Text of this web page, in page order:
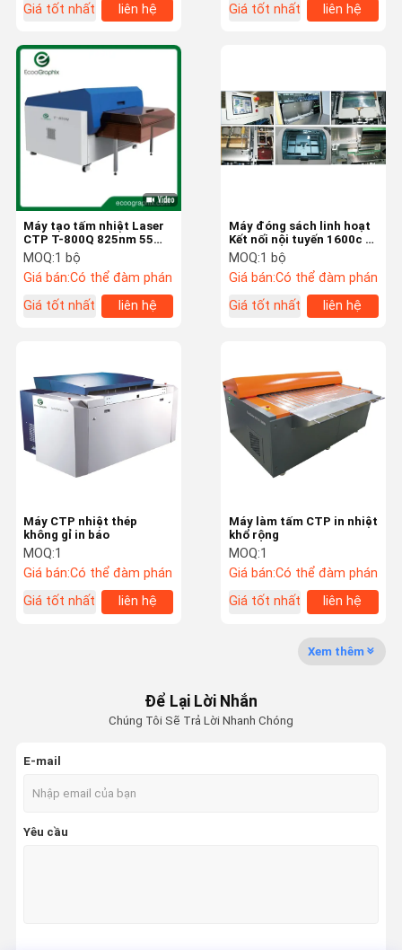
Chuyến
Tham Quan
Kiểm Soát
Chất Lượng
Tin Tức
Yêu Cầu Đặt
Giá
Tấm in CTP
Máy in phun kỹ thuật số
Máy in offset
Giá tốt nhất
liên hệ
Giá tốt nhất
liên hệ
Máy đóng sách linh hoạt
Kết nối nội tuyến 1600c /
H
MOQ:1 bộ
Giá bán:Có thể đàm phán
Giá tốt nhất
liên hệ
Máy tạo tấm nhiệt Laser
CTP T-800Q 825nm 55
tấm / giờ
MOQ:1 bộ
Giá bán:Có thể đàm phán
Giá tốt nhất
liên hệ
Máy làm tấm CTP in nhiệt
khổ rộng
MOQ:1
Giá bán:Có thể đàm phán
Giá tốt nhất
liên hệ
Máy CTP nhiệt thép
không gỉ in báo
MOQ:1
Giá bán:Có thể đàm phán
Giá tốt nhất
liên hệ
Xem thêm
Để Lại Lời Nhắn
Chúng Tôi Sẽ Trả Lời Nhanh Chóng
E-mail
Yêu cầu